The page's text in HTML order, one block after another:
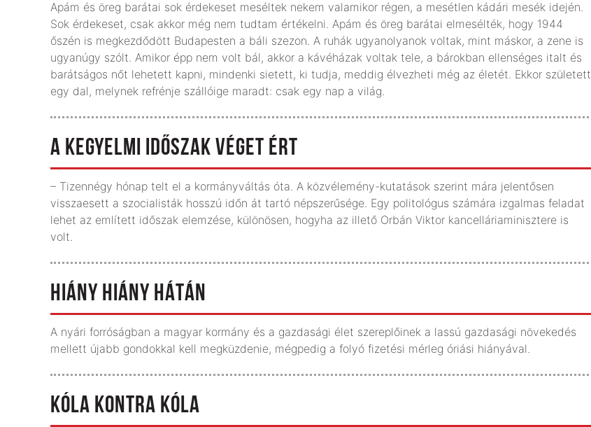
Apám és öreg barátai sok érdekeset meséltek nekem valamikor régen, a mesétlen kádári mesék idején.
Sok érdekeset, csak akkor még nem tudtam értékelni. Apám és öreg barátai elmesélték, hogy 1944
őszén is megkezdődött Budapesten a báli szezon. A ruhák ugyanolyanok voltak, mint máskor, a zene is
ugyanúgy szólt. Amikor épp nem volt bál, akkor a kávéházak voltak tele, a bárokban ellenséges italt és
barátságos nőt lehetett kapni, mindenki sietett, ki tudja, meddig élvezheti még az életét. Ekkor született
egy dal, melynek refrénje szállóige maradt: csak egy nap a világ.
A KEGYELMI IDŐSZAK VÉGET ÉRT
– Tizennégy hónap telt el a kormányváltás óta. A közvélemény-kutatások szerint mára jelentősen
visszaesett a szocialisták hosszú időn át tartó népszerűsége. Egy politológus számára izgalmas feladat
lehet az említett időszak elemzése, különösen, hogyha az illető Orbán Viktor kancelláriaminisztere is
volt.
HIÁNY HIÁNY HÁTÁN
A nyári forróságban a magyar kormány és a gazdasági élet szereplőinek a lassú gazdasági növekedés
mellett újabb gondokkal kell megküzdenie, mégpedig a folyó fizetési mérleg óriási hiányával.
KÓLA KONTRA KÓLA